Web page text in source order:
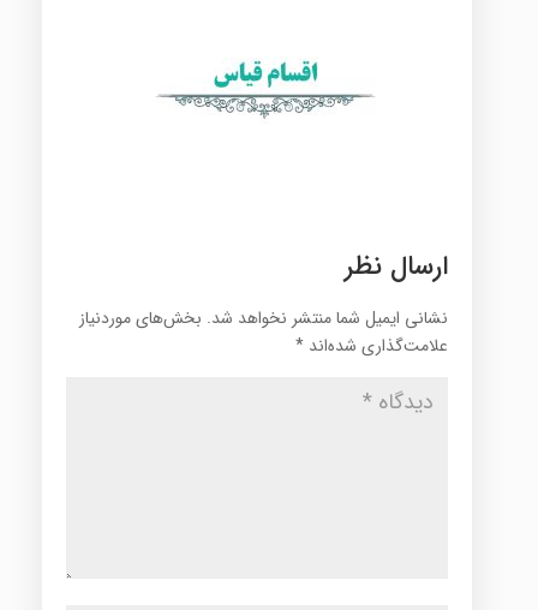
ارسال نظر
نشانی ایمیل شما منتشر نخواهد شد. بخش‌های موردنیاز
علامت‌گذاری شده‌اند *